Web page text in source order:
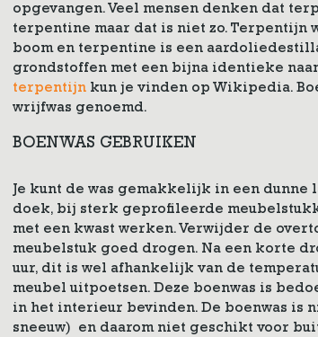
opgevangen. Veel mensen denken dat
terpentine maar dat is niet zo. Terpentijn
boom en terpentine is een
grondstoffen met een bijna identieke
terpentijn kun je vinden op Wikipedia.
wrijfwas genoemd.
BOENWAS GEBRUIKEN
Je kunt de was gemakkelijk in een dunne
doek, bij sterk geprofileerde
met een kwast werken. Verwijder de
meubelstuk goed drogen. Na een korte
uur, dit is wel afhankelijk van de
meubel uitpoetsen. Deze boenwas is
in het interieur bevinden. De boenwas is
sneeuw) en daarom niet geschikt voor